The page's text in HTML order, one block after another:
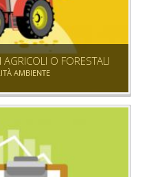
O FORESTALI
AMBIENTE